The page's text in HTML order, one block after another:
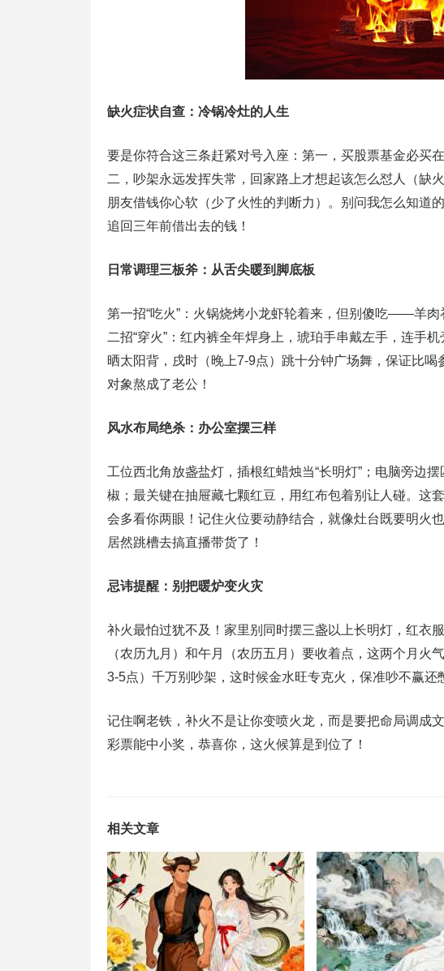
缺火症状自查：冷锅冷灶的人生
要是你符合这三条赶紧对号入座：第一，买股票基金必买
二，吵架永远发挥失常，回家路上才想起该怎么怼人（缺
朋友借钱你心软（少了火性的判断力）。别问我怎么知道
追回三年前借出去的钱！
日常调理三板斧：从舌尖暖到脚底板
第一招“吃火”：火锅烧烤小龙虾轮着来，但别傻吃——羊
二招“穿火”：红内裤全年焊身上，琥珀手串戴左手，连手
晒太阳背，戌时（晚上7-9点）跳十分钟广场舞，保证比
对象熬成了老公！
风水布局绝杀：办公室摆三样
工位西北角放盏盐灯，插根红蜡烛当“长明灯”；电脑旁边
椒；最关键在抽屉藏七颗红豆，用红布包着别让人碰。这
会多看你两眼！记住火位要动静结合，就像灶台既要明
居然跳槽去搞直播带货了！
忌讳提醒：别把暖炉变火灾
补火最怕过犹不及！家里别同时摆三盏以上长明灯，红衣
（农历九月）和午月（农历五月）要收着点，这两个月
3-5点）千万别吵架，这时候金水旺专克火，保准吵不赢还
记住啊老铁，补火不是让你变喷火龙，而是要把命局调成
彩票能中小奖，恭喜你，这火候算是到位了！
相关文章